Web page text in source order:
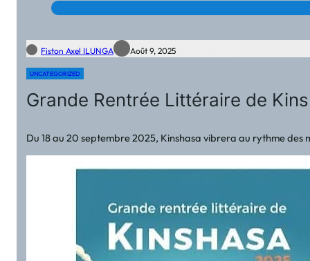
Fiston Axel ILUNGA Août 9, 2025
UNCATEGORIZED
Grande Rentrée Littéraire de
Du 18 au 20 septembre 2025, Kinshasa vibrera au rythme